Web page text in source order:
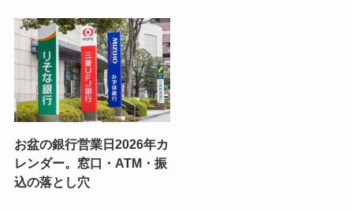
お盆の銀行営業日2026年カ
レンダー。窓口・ATM・振
込の落とし穴